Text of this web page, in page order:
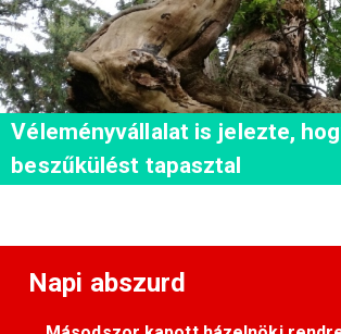
Véleményvállalat is jelezte,
beszűkülést tapasztal
Napi abszurd